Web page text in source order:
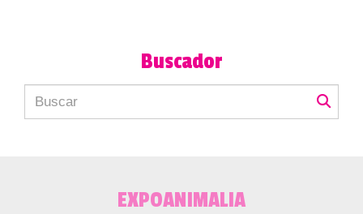
Buscador
EXPOANIMALIA